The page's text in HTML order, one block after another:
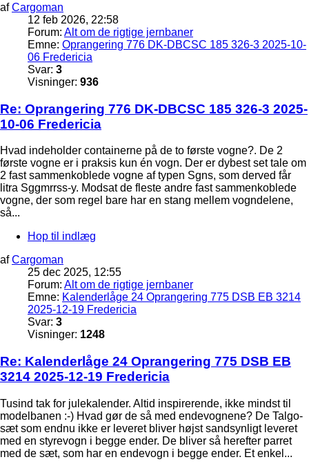
afCargoman
12 feb 2026, 22:58
Forum: Alt om de rigtige jernbaner
Emne: Oprangering 776 DK-DBCSC 185 326-3 2025-10-
06 Fredericia
Svar: 3
Visninger: 936
Re: Oprangering 776 DK-DBCSC 185 326-3 2025-
10-06 Fredericia
Hvad indeholder containerne på de to første vogne?. De 2
første vogne er i praksis kun én vogn. Der er dybest set tale om
2 fast sammenkoblede vogne af typen Sgns, som derved får
litra Sggmrrss-y. Modsat de fleste andre fast sammenkoblede
vogne, der som regel bare har en stang mellem vogndelene,
så...
Hop til indlæg
afCargoman
25 dec 2025, 12:55
Forum: Alt om de rigtige jernbaner
Emne: Kalenderlåge 24 Oprangering 775 DSB EB 3214
2025-12-19 Fredericia
Svar: 3
Visninger: 1248
Re: Kalenderlåge 24 Oprangering 775 DSB EB
3214 2025-12-19 Fredericia
Tusind tak for julekalender. Altid inspirerende, ikke mindst til
modelbanen :-) Hvad gør de så med endevognene? De Talgo-
sæt som endnu ikke er leveret bliver højst sandsynligt leveret
med en styrevogn i begge ender. De bliver så herefter parret
med de sæt, som har en endevogn i begge ender. Et enkel...